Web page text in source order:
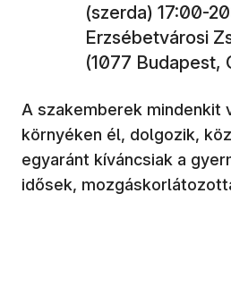
(szerda) 17:00-
Erzsébetvárosi
(1077 Budapest,
A szakemberek mindenkit
környéken él, dolgozik,
egyaránt kíváncsiak a
idősek,